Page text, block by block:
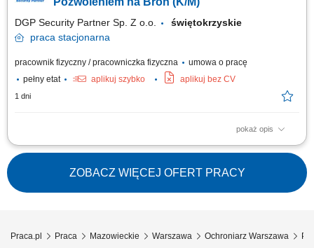
DGP Security Partner Sp. Z o.o.
świętokrzyskie
praca stacjonarna
pracownik fizyczny / pracowniczka fizyczna
umowa o pracę
pełny etat
aplikuj szybko aplikuj bez CV
1 dni
pokaż opis
Opis stanowiska: Patrolowanie obiektu; Kontrolowanie ruchu pojazdów;
Ochrona osób i mienia;
ZOBACZ WIĘCEJ OFERT PRACY
Praca.pl Praca Mazowieckie Warszawa Ochroniarz Warszawa